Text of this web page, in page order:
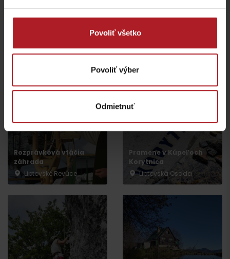
Povoliť všetko
Povoliť výber
Odmietnuť
hotel Kráľova studňa –
Donovaly, Koliba Goral –
Rozprávková vtáčia
záhrada
Liptovské Revúce
Pramene v Kúpeľoch
Korytnica
Liptovská Osada